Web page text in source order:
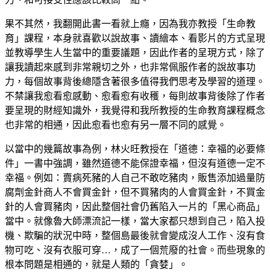
果不其然，我翻開此書一看就上癮，因為我亦教授「生命教
育」課程，本身就喜歡以說故事、讀繪本、看影片的方式呈現
並教導學生人生當中的重要議題，因此作者的呈現方式，除了
讓我讀起來感到非常親切之外，也非常佩服作者的說故事功
力，每個故事背後總隱含著很多值得我們思考及學習的道理。
不禁讓我愈看愈感動、愈看愈有收穫，每則故事背後除了作者
要呈現的財經知識外，我覺得和我所教授的生命教育課程概念
也非常的相通，因此愈看也愈有另一層不同的感覺。
以當中的幾篇故事為例，林火旺教授在「道德：幸福的必要條
件」一書中強調，雖然道德不能保證幸福，但沒有道德一定不
幸福。例如：賣病死豬的人自己不敢吃豬肉，販售添加過量防
腐劑金針商人不會買金針，但不買豬肉的人會買金針，不買金
針的人會買豬肉，因此整個社會仍舊陷入一片的「黑心商品」
當中。就像魯大師漂流記一樣，當大家都只想到自己，陷入投
機、欺騙的狀況中時，整個島最後就會變成沒人工作、沒有食
物可吃、沒有衣服可穿…，成了一個荒廢的社會。而些現象的
根本問題是相通的，就是人類的「貪婪」。